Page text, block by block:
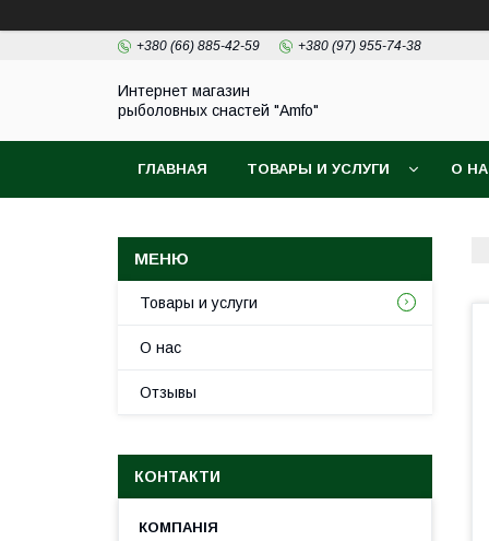
+380 (66) 885-42-59 +380 (97) 955-74-38
Интернет магазин
рыболовных снастей "Amfo"
ГЛАВНАЯ ТОВАРЫ И УСЛУГИ О
Товары и услуги
О нас
Отзывы
КОНТАКТИ